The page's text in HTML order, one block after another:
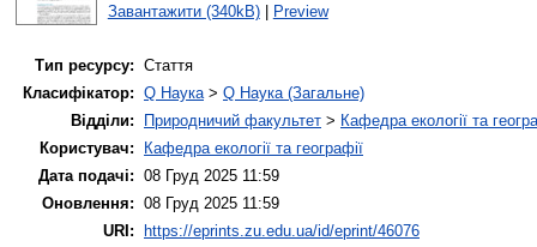
Завантажити (340kB)| Preview
Тип ресурсу: Стаття
Класифікатор: Q Наука> Q Наука (Загальне)
Відділи:
Природничий факультет > Кафедра екології та
Користувач:
Кафедра екології та географії
Дата подачі: 08 Груд 2025 11:59
Оновлення: 08 Груд 2025 11:59
URI:
https://eprints.zu.edu.ua/id/eprint/46076